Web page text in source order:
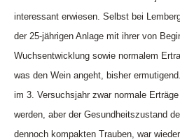
interessant erwiesen. Selbst bei
der 25-jährigen Anlage mit ihrer von
Wuchsentwicklung sowie normalem
was den Wein angeht, bisher
im 3. Versuchsjahr zwar normale
werden, aber der Gesundheitszustand
dennoch kompakten Trauben, war